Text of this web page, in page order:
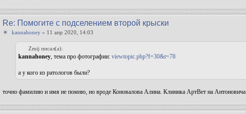
Re: Помогите с подселением второй крыски
kannahoney » 11 апр 2020, 14:03
Zmij писал(а):
kannahoney, тема про фотографии:viewtopic.php?f=30&t=78
а у кого из ратологов были?
точно фамилию и имя не помню, но вроде Коновалова Алина. Клиника АртВет на Антоновича